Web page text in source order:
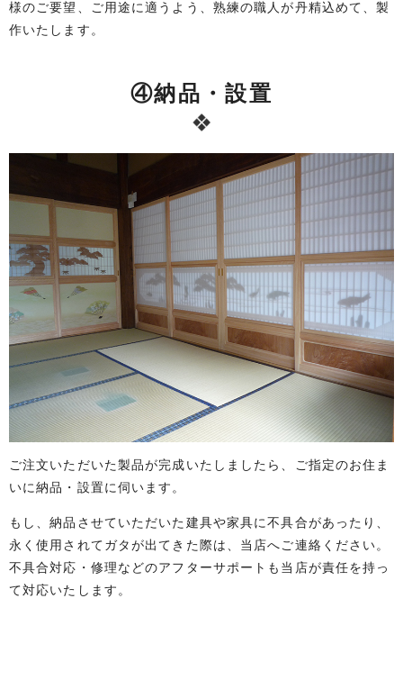
様のご要望、ご用途に適うよう、熟練の職人が丹精込めて、製
作いたします。
④納品・設置
ご注文いただいた製品が完成いたしましたら、ご指定のお住ま
いに納品・設置に伺います。
もし、納品させていただいた建具や家具に不具合があったり、
永く使用されてガタが出てきた際は、当店へご連絡ください。
不具合対応・修理などのアフターサポートも当店が責任を持っ
て対応いたします。